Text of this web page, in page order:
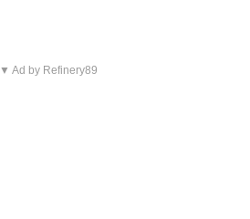
▼ Ad by Refinery89